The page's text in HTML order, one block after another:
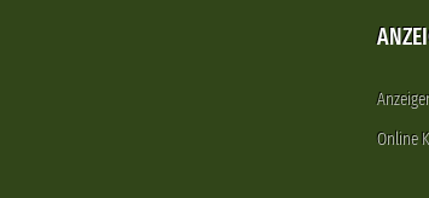
Online